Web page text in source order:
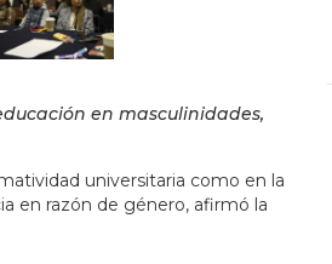
en masculinidades,
universitaria como en la
en razón de género, afirmó la